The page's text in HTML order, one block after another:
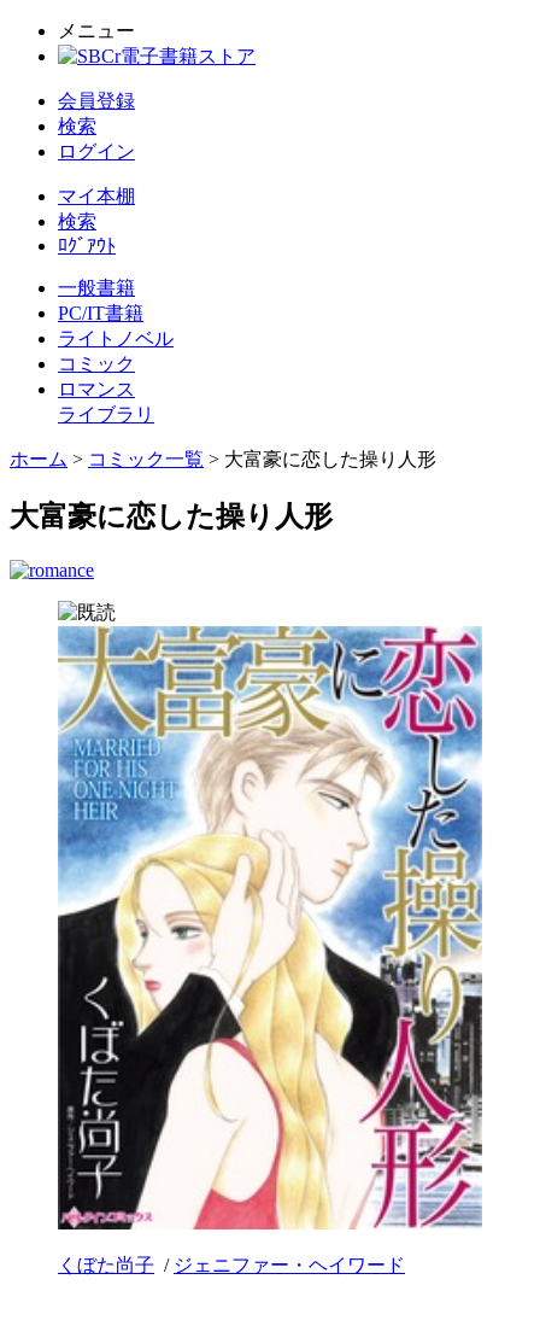
メニュー
会員登録
検索
ログイン
マイ本棚
検索
ﾛｸﾞｱｳﾄ
一般書籍
PC/IT書籍
ライトノベル
コミック
ロマンス
ライブラリ
ホーム > コミック一覧 > 大富豪に恋した操り人形
大富豪に恋した操り人形
くぼた尚子 / ジェニファー・ヘイワード